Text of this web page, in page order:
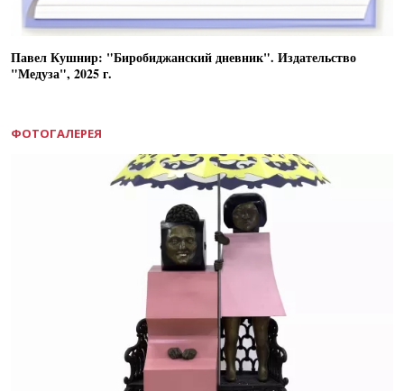
Павел Кушнир: "Биробиджанский дневник". Издательство
"Медуза", 2025 г.
ФОТОГАЛЕРЕЯ